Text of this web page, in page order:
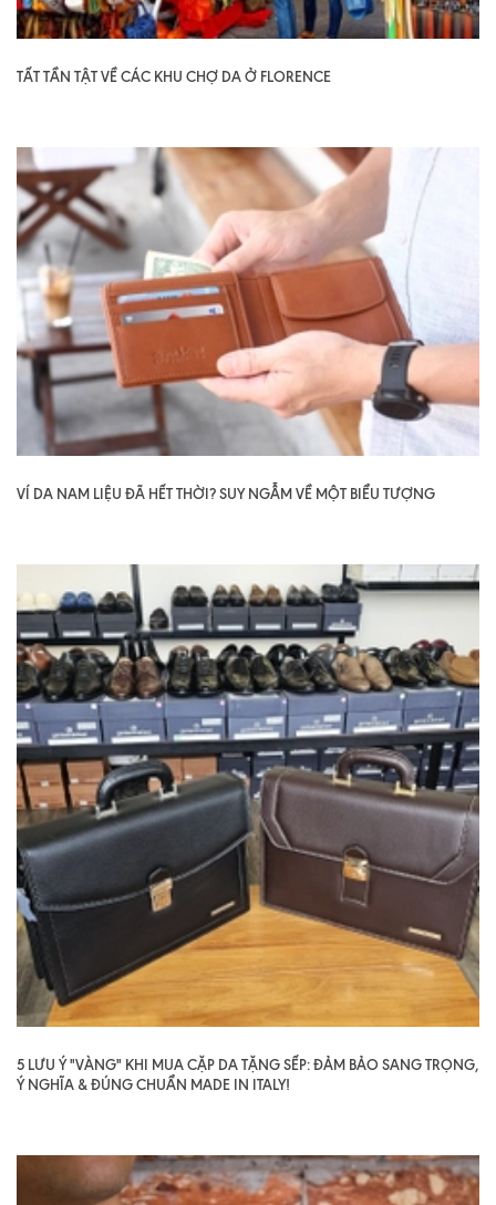
TẤT TẦN TẬT VỀ CÁC KHU CHỢ DA Ở FLORENCE
VÍ DA NAM LIỆU ĐÃ HẾT THỜI? SUY NGẪM VỀ MỘT BIỂU TƯỢNG
5 LƯU Ý "VÀNG" KHI MUA CẶP DA TẶNG SẾP: ĐẢM BẢO SANG TRỌNG,
Ý NGHĨA & ĐÚNG CHUẨN MADE IN ITALY!